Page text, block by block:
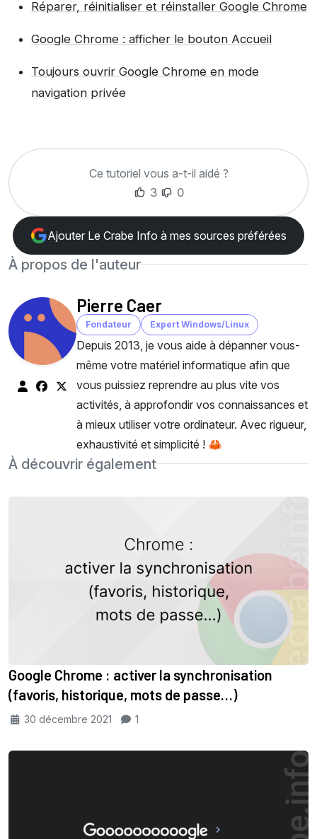
Réparer, réinitialiser et réinstaller Google Chrome
Google Chrome : afficher le bouton Accueil
Toujours ouvrir Google Chrome en mode
navigation privée
Ce tutoriel vous a-t-il aidé ?
3
0
Ajouter Le Crabe Info à mes sources préférées
À propos de l'auteur
Pierre Caer
Fondateur Expert Windows/Linux
Depuis 2013, je vous aide à dépanner vous-
même votre matériel informatique afin que
vous puissiez reprendre au plus vite vos
activités, à approfondir vos connaissances et
à mieux utiliser votre ordinateur. Avec rigueur,
exhaustivité et simplicité ! 🦀
À découvrir également
Google Chrome : activer la synchronisation
(favoris, historique, mots de passe…)
30 décembre 2021 1